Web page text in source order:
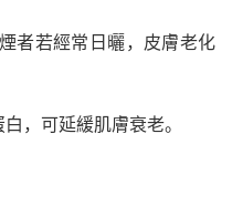
者若經常日曬，皮膚老化
，可延緩肌膚衰老。